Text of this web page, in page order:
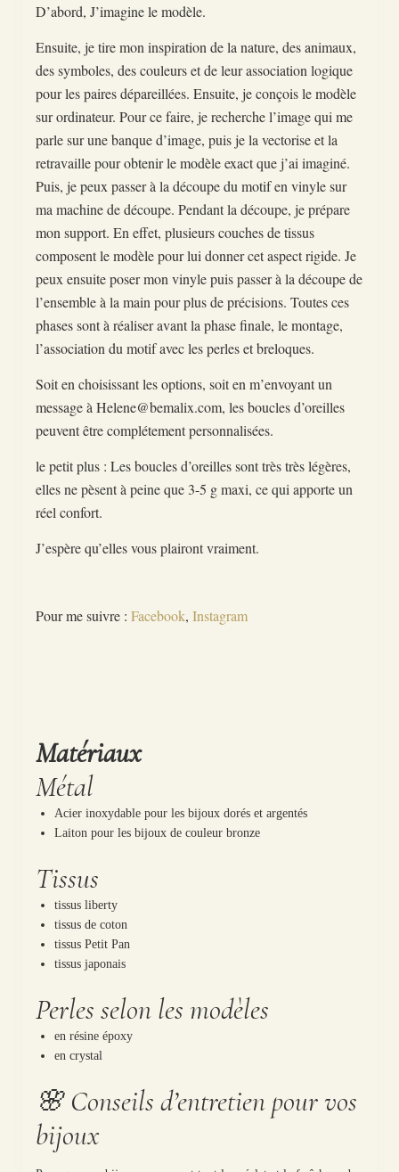
D’abord, J’imagine le modèle.
Ensuite, je tire mon inspiration de la nature, des animaux,
des symboles, des couleurs et de leur association logique
pour les paires dépareillées. Ensuite, je conçois le modèle
sur ordinateur. Pour ce faire, je recherche l’image qui me
parle sur une banque d’image, puis je la vectorise et la
retravaille pour obtenir le modèle exact que j’ai imaginé.
Puis, je peux passer à la découpe du motif en vinyle sur
ma machine de découpe. Pendant la découpe, je prépare
mon support. En effet, plusieurs couches de tissus
composent le modèle pour lui donner cet aspect rigide. Je
peux ensuite poser mon vinyle puis passer à la découpe de
l’ensemble à la main pour plus de précisions. Toutes ces
phases sont à réaliser avant la phase finale, le montage,
l’association du motif avec les perles et breloques.
Soit en choisissant les options, soit en m’envoyant un
message à Helene@bemalix.com, les boucles d’oreilles
peuvent être complétement personnalisées.
le petit plus : Les boucles d’oreilles sont très très légères,
elles ne pèsent à peine que 3-5 g maxi, ce qui apporte un
réel confort.
J’espère qu’elles vous plairont vraiment.
Pour me suivre : Facebook, Instagram
Matériaux
Métal
Acier inoxydable pour les bijoux dorés et argentés
Laiton pour les bijoux de couleur bronze
Tissus
tissus liberty
tissus de coton
tissus Petit Pan
tissus japonais
Perles selon les modèles
en résine époxy
en crystal
🌸 Conseils d’entretien pour vos
bijoux